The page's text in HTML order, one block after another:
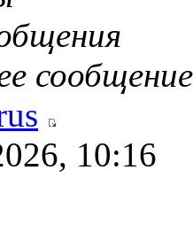
сообщение
10:16